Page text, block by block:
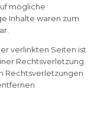
mögliche
Inhalte waren zum
verlinkten Seiten ist
Rechtsverletzung
Rechtsverletzungen